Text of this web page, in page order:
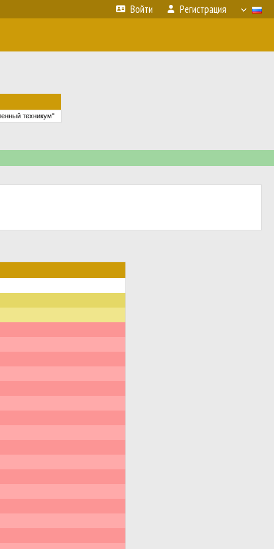
Войти Регистрация
техникум"